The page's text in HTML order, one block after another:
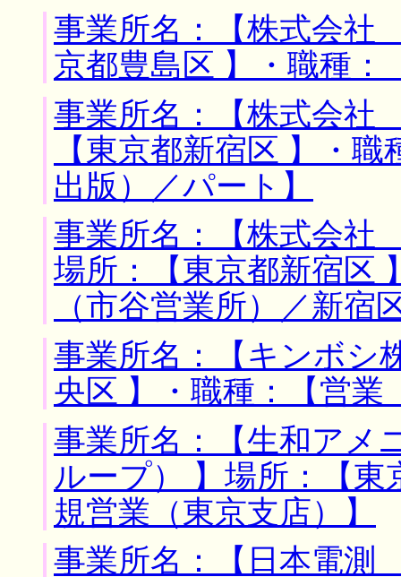
事業所名：【株式会
京都豊島区 】・職種：
事業所名：【株式会
【東京都新宿区 】・
出版）／パート】
事業所名：【株式会
場所：【東京都新宿区
（市谷営業所）／新宿
事業所名：【キンボシ
央区 】・職種：【営業
事業所名：【生和ア
ループ） 】場所：【東
規営業（東京支店）】
事業所名：【日本電測